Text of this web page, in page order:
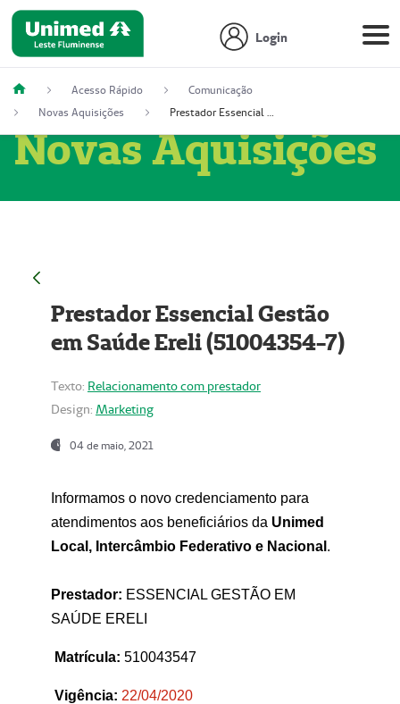
Login
Acesso Rápido
Comunicação
Novas Aquisições
Prestador Essencial Gestão em Saúde Ereli (51004354-7)
Novas Aquisições
Prestador Essencial Gestão
em Saúde Ereli (51004354-7)
Texto: Relacionamento com prestador
Design: Marketing
04 de maio, 2021
Informamos o novo credenciamento para
atendimentos aos beneficiários da Unimed
Local, Intercâmbio Federativo e Nacional .
Prestador: ESSENCIAL GESTÃO EM
SAÚDE ERELI
Matrícula: 510043547
Vigência: 22/04/2020